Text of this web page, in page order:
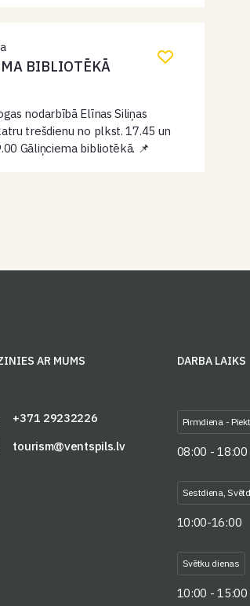
BIBLIOTĒKĀ
nodarbībā Elīnas Siliņas
trešdienu no plkst. 17.45 un
Gāliņciema bibliotēkā. 📌
AR MUMS DARBA LAIKS
+371 29232226
tourism@ventspils.lv
Pirmdiena -
08:00 - 18:00
Sestdiena,
10:00-16:00
Svētku dienas
10:00 - 15:00